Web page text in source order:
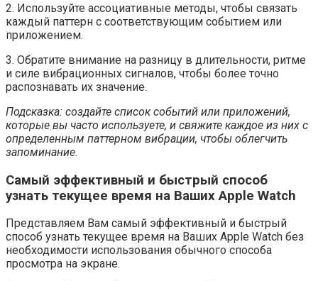
2. Используйте ассоциативные методы, чтобы связать
каждый паттерн с соответствующим событием или
приложением.
3. Обратите внимание на разницу в длительности, ритме
и силе вибрационных сигналов, чтобы более точно
распознавать их значение.
Подсказка: создайте список событий или приложений,
которые вы часто используете, и свяжите каждое из них с
определенным паттерном вибрации, чтобы облегчить
запоминание.
Самый эффективный и быстрый способ
узнать текущее время на Ваших Apple Watch
Представляем Вам самый эффективный и быстрый
способ узнать текущее время на Ваших Apple Watch без
необходимости использования обычного способа
просмотра на экране.